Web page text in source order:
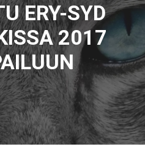
ERY-SYD
2017